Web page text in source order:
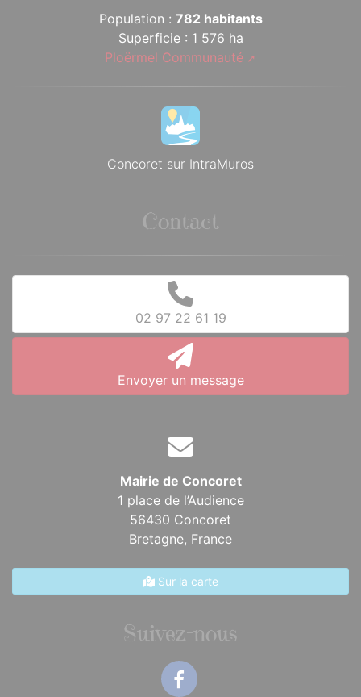
Population : 782 habitants
Superficie : 1 576 ha
Ploërmel Communauté
Concoret sur IntraMuros
Contact
02 97 22 61 19
Envoyer un message
Mairie de Concoret
1 place de l’Audience
56430 Concoret
Bretagne, France
Sur la carte
Suivez-nous